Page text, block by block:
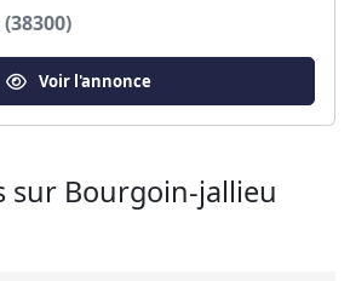
Voir l'annonce
sur Bourgoin-jallieu